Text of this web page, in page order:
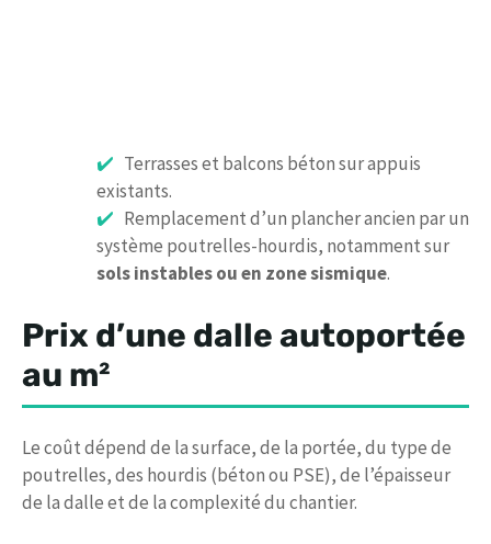
Terrasses et balcons béton sur appuis
existants.
Remplacement d’un plancher ancien par un
système poutrelles-hourdis, notamment sur
sols instables ou en zone sismique.
Prix d’une dalle autoportée
au m²
Le coût dépend de la surface, de la portée, du type de
poutrelles, des hourdis (béton ou PSE), de l’épaisseur
de la dalle et de la complexité du chantier.